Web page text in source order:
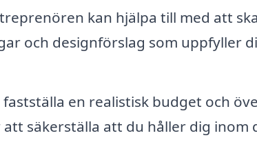
kan hjälpa till med att
och designförslag som uppfyller
en realistisk budget och
säkerställa att du håller dig inom